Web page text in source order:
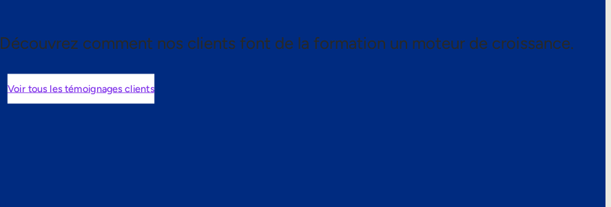
Découvrez comment nos clients font de la formation un moteur de croissance.
Voir tous les témoignages clients